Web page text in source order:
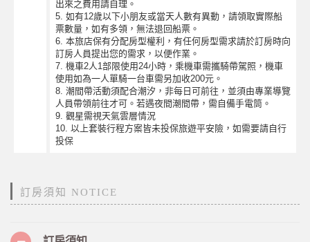
出來之費用請自理。
5. 如有12歲以下小朋友或當天人數有異動，請領取實際船
票數量，如有多領，無法退回船票。
6. 本旅店保有分配房型權利，有任何房型需求請於訂房時向
訂房人員提出您的需求，以便作業。
7. 機車2人1部限使用24小時，乘機車需攜騎帶駕照，機車
使用如為一人單騎一台車需另加收200元。
8. 潮間帶活動須配合潮汐，非每日可前往，並須由專業導覽
人員帶領前往才可。若遇夜間潮間帶，需自備手電筒。
9. 觀星需視天氣雲層情況
10. 以上套裝行程方案皆未投保旅遊平安險，如需要請自行
投保
訂房須知 NOTICE